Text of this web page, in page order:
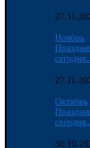
Ноябрь
Октябрь